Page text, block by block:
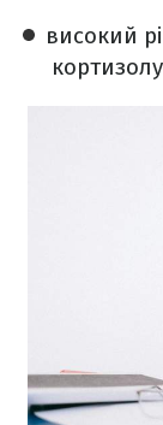
високий